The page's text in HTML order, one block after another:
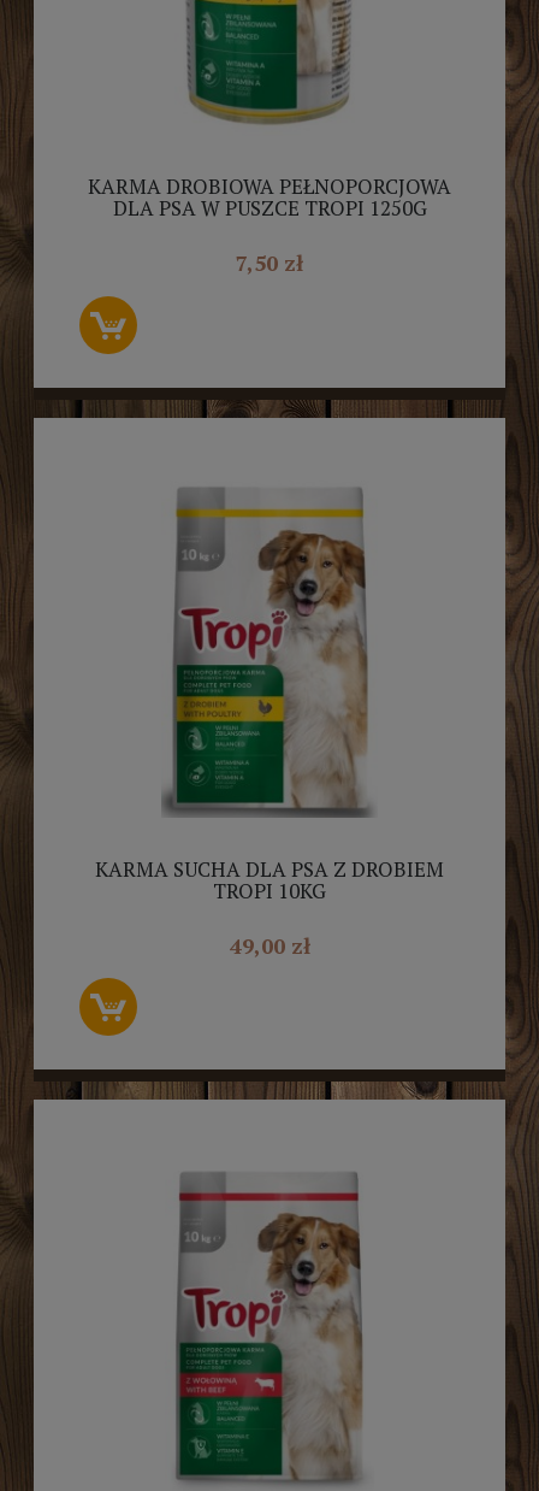
KARMA DROBIOWA PEŁNOPORCJOWA
DLA PSA W PUSZCE TROPI 1250G
7,50 zł
KARMA SUCHA DLA PSA Z DROBIEM
TROPI 10KG
49,00 zł